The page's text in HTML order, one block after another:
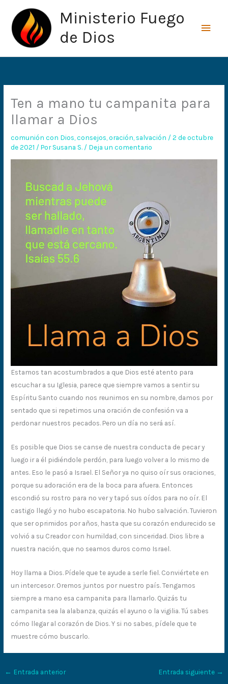
contenido
Ministerio Fuego
de Dios
Ten a mano tu campanita para
llamar a Dios
comunión con Dios ,consejos ,oración salvación /2 de octubre
de 2021 / PorSusana S. / Deja un comentario
Estamos tan acostumbrados a que Dios esté atento para
escuchar a su Iglesia, parece que siempre vamos a sentir su
Espíritu Santo cuando nos reunimos en su nombre, damos por
sentado que si repetimos una oración de confesión va a
perdonar nuestros pecados. Pero un día no será así.
Es posible que Dios se canse de nuestra conducta de pecar y
luego ir a él pidiéndole perdón, para luego volver a lo mismo de
antes. Eso le pasó a Israel. El Señor ya no quiso oír sus oraciones,
porque su adoración era de la boca para afuera. Entonces
escondió su rostro para no ver y tapó sus oídos para no oír. El
castigo llegó y no hubo escapatoria. No hubo salvación. Tuvieron
que ser oprimidos por años, hasta que su corazón endurecido se
volvió a su Creador con humildad, con sinceridad. Dios libre a
nuestra nación, que no seamos duros como Israel.
Hoy llama a Dios. Pídele que te ayude a serle fiel. Conviértete en
un intercesor. Oremos juntos por nuestro país. Tengamos
siempre a mano esa campanita para llamarlo. Quizás tu
campanita sea la alabanza, quizás el ayuno o la vigilia. Tú sabes
cómo llegar al corazón de Dios. Y si no sabes, pídele que te
muestre cómo buscarlo.
← Entrada anterior Entrada siguiente →